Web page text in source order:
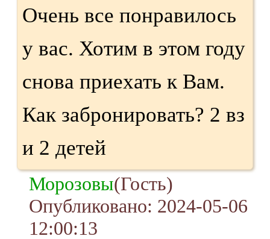
Очень все понравилось
у вас. Хотим в этом году
снова приехать к Вам.
Как забронировать? 2 вз
и 2 детей
Морозовы(Гость)
Опубликовано: 2024-05-06
12:00:13